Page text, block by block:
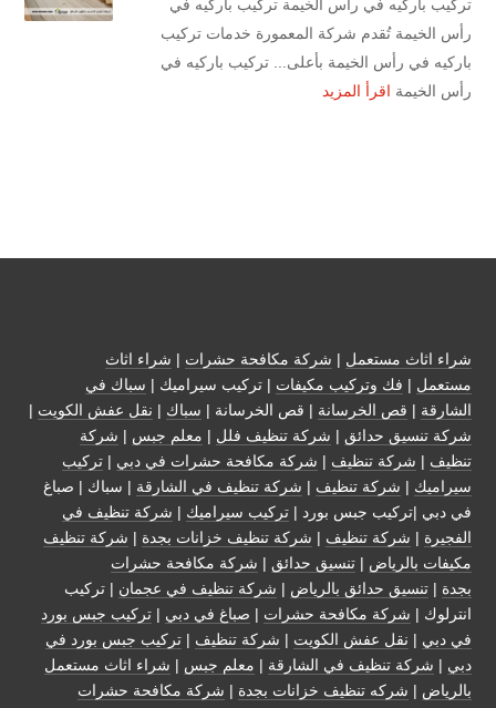
تركيب باركيه في رأس الخيمة تركيب باركيه في
رأس الخيمة تُقدم شركة المعمورة خدمات تركيب
باركيه في رأس الخيمة بأعلى... تركيب باركيه في
رأس الخيمة اقرأ المزيد
شراء اثاث مستعمل | شركة مكافحة حشرات | شراء اثاث
مستعمل | فك وتركيب مكيفات | تركيب سيراميك | سباك في
الشارقة | قص الخرسانة | قص الخرسانة | سباك | نقل عفش الكويت |
شركة تنسيق حدائق | شركة تنظيف فلل | معلم جبس | شركة
تنظيف | شركة تنظيف | شركة مكافحة حشرات في دبي | تركيب
سيراميك | شركة تنظيف | شركة تنظيف في الشارقة | سباك | صباغ
في دبي |تركيب جبس بورد | تركيب سيراميك | شركة تنظيف في
الفجيرة | شركة تنظيف | شركة تنظيف خزانات بجدة | شركة تنظيف
مكيفات بالرياض | تنسيق حدائق | شركة مكافحة حشرات
بجدة | تنسيق حدائق بالرياض | شركة تنظيف في عجمان | تركيب
انترلوك | شركة مكافحة حشرات | صباغ في دبي | تركيب جبس بورد
في دبي | نقل عفش الكويت | شركة تنظيف | تركيب جبس بورد في
دبي | شركة تنظيف في الشارقة | معلم جبس | شراء اثاث مستعمل
بالرياض | شركه تنظيف خزانات بجدة | شركة مكافحة حشرات